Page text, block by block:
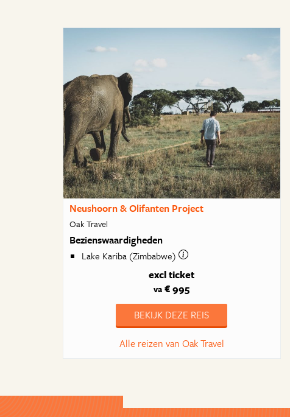
Neushoorn & Olifanten Project
Oak Travel
Bezienswaardigheden
Lake Kariba (Zimbabwe)
excl ticket
va € 995
BEKIJK DEZE REIS
Alle reizen van Oak Travel